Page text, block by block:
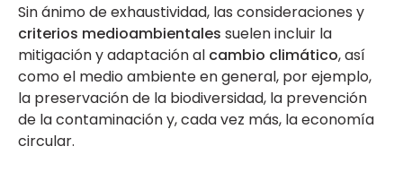
Sin ánimo de exhaustividad, las consideraciones y
criterios medioambientales suelen incluir la
mitigación y adaptación al cambio climático, así
como el medio ambiente en general, por ejemplo,
la preservación de la biodiversidad, la prevención
de la contaminación y, cada vez más, la economía
circular.